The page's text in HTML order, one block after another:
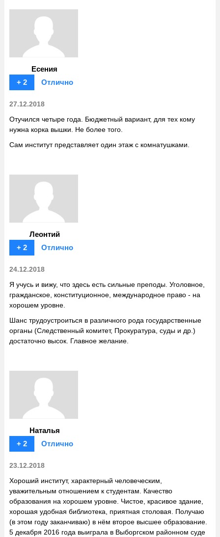
Есения
+ 2
Отлично
27.12.2018
Отучился четыре года. Бюджетный вариант, для тех кому
нужна корка вышки. Не более того.
Сам институт представляет один этаж с комнатушками.
Леонтий
+ 2
Отлично
24.12.2018
Я учусь и вижу, что здесь есть сильные преподы. Уголовное,
гражданское, конституционное, международное право - на
хорошем уровне.
Шанс трудоустроиться в различного рода государственные
органы (Следственный комитет, Прокуратура, суды и др.)
достаточно высок. Главное желание.
Наталья
+ 2
Отлично
23.12.2018
Хороший институт, характерный человеческим,
уважительным отношением к студентам. Качество
образования на хорошем уровне. Чистое, красивое здание,
хорошая удобная библиотека, приятная столовая. Получаю
(в этом году заканчиваю) в нём второе высшее образование.
5 декабря 2016 года выиграла в Выборгском районном суде